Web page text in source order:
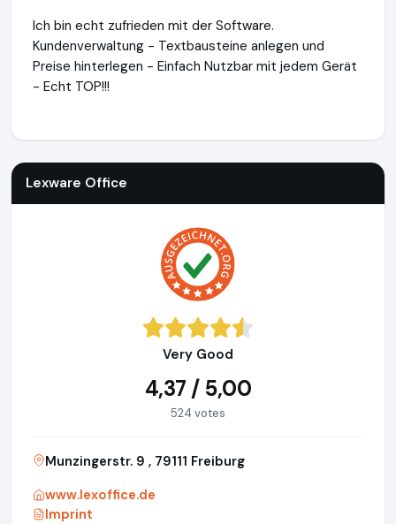
Ich bin echt zufrieden mit der Software.
Kundenverwaltung - Textbausteine anlegen und
Preise hinterlegen - Einfach Nutzbar mit jedem Gerät
- Echt TOP!!!
Lexware Office
Very Good
4,37 / 5,00
524 votes
Munzingerstr. 9 , 79111 Freiburg
www.lexoffice.de
Imprint